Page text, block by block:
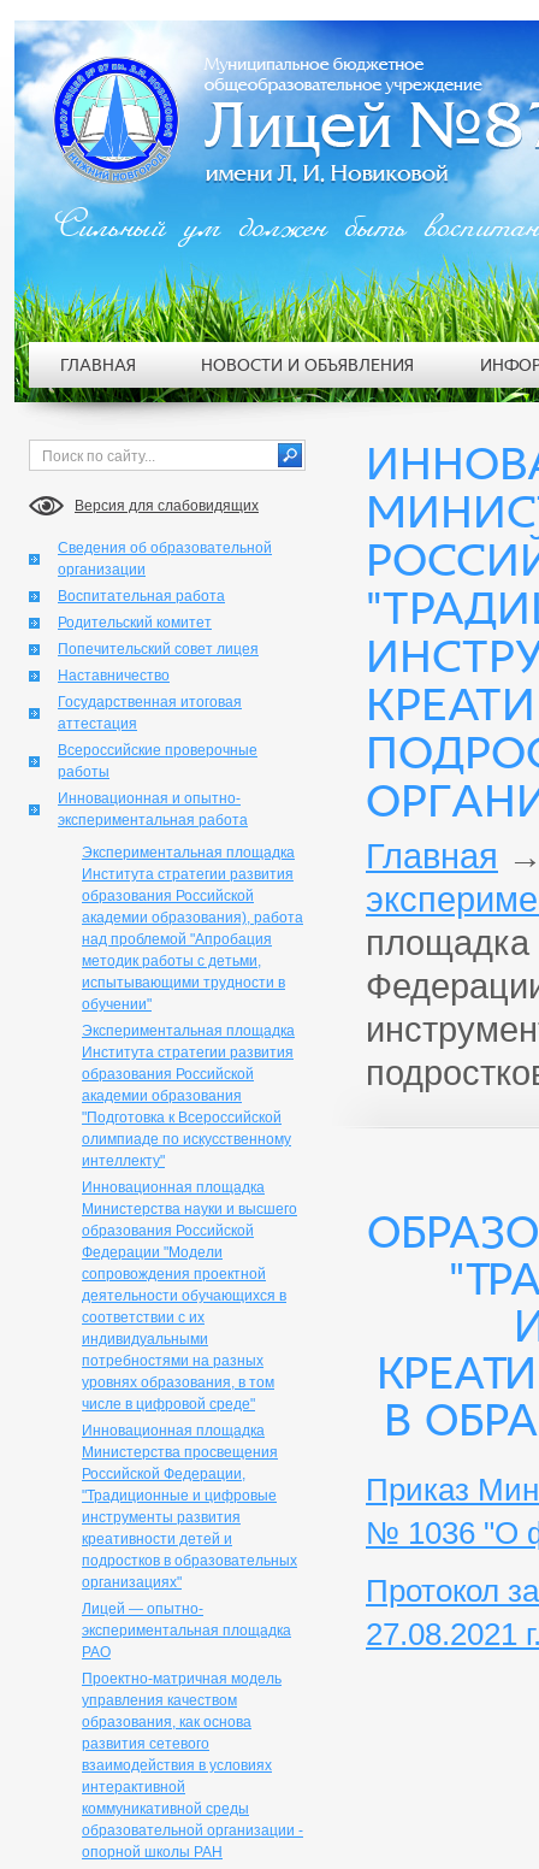
Версия для слабовидящих
Сведения об образовательной
организации
Воспитательная работа
Родительский комитет
Попечительский совет лицея
Наставничество
Государственная итоговая
аттестация
Всероссийские проверочные
работы
Инновационная и опытно-
экспериментальная работа
Экспериментальная площадка
Института стратегии развития
образования Российской
академии образования), работа
над проблемой "Апробация
методик работы с детьми,
испытывающими трудности в
обучении"
Экспериментальная площадка
Института стратегии развития
образования Российской
академии образования
"Подготовка к Всероссийской
олимпиаде по искусственному
интеллекту"
Инновационная площадка
Министерства науки и высшего
образования Российской
Федерации "Модели
сопровождения проектной
деятельности обучающихся в
соответствии с их
индивидуальными
потребностями на разных
уровнях образования, в том
числе в цифровой среде"
Инновационная площадка
Министерства просвещения
Российской Федерации,
"Традиционные и цифровые
инструменты развития
креативности детей и
подростков в образовательных
организациях"
Лицей — опытно-
экспериментальная площадка
РАО
Проектно-матричная модель
управления качеством
образования, как основа
развития сетевого
взаимодействия в условиях
интерактивной
коммуникативной среды
образовательной организации -
опорной школы РАН
Главная
площадка
в
Приказ
№ 1036 "О
Протокол
27.08.2021
Сильный ум должен быть
ГЛАВНАЯ НОВОСТИ И ОБЪЯВЛЕНИЯ